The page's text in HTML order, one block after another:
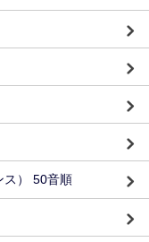
ス） 50音順